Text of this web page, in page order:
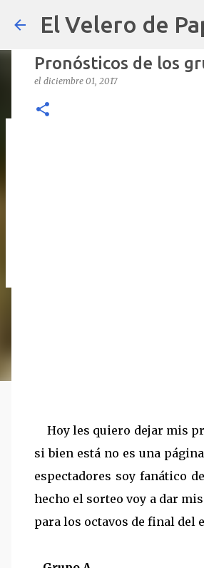
El Velero de
POLÍTICAS
Pronósticos de los
el diciembre 01, 2017
Hoy les quiero dejar mis
si bien está no es una
espectadores soy fanático
hecho el sorteo voy a dar
para los octavos de final del